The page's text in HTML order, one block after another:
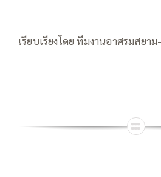
เรียบเรียงโดย ทีมงานอาศรมสยา